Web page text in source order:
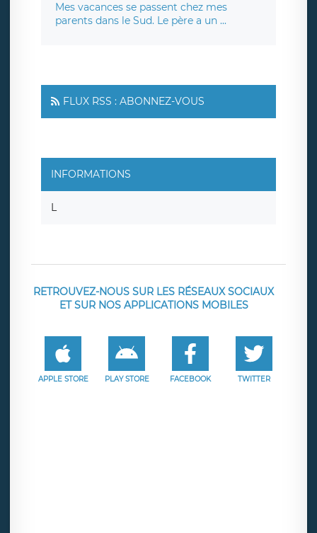
Mes vacances se passent chez mes
parents dans le Sud. Le père a un ...
FLUX RSS : ABONNEZ-VOUS
INFORMATIONS
L
RETROUVEZ-NOUS SUR LES RÉSEAUX SOCIAUX
ET SUR NOS APPLICATIONS MOBILES
APPLE STORE PLAY STORE FACEBOOK TWITTER